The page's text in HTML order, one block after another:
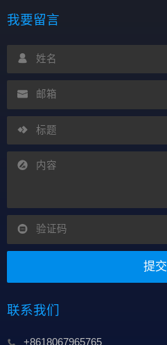
我要留言
提交
联系我们
+8618067965765